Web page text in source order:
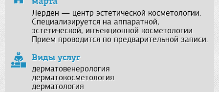
Лерден — центр эстетической косметологии.
Специализируется на аппаратной,
эстетической, инъекционной косметологии.
Прием проводится по предварительной записи.
Виды услуг
дерматовенерология
дерматокосметология
дерматология